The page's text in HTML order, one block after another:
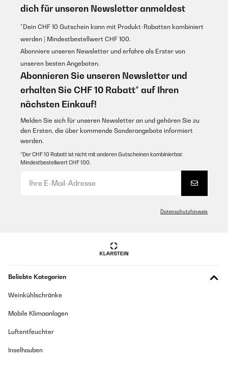
Tibor
GEPRÜFTE BEWERTUNG
mUY BUEN APARATO, SILENCIOSO Y EFECTIVO SACANDO
HUMEDAD
Usuario/a de amazon
Übersetzen
Ce déshumidificateur est efficace, on peut régler le taux
d’humidité qu’on veut atteindre, et on l’obtient.Mais il y a deux
mais, déjà, il est tout de même relativement bruyant et surtout, il
génère des vibrations quand il fonctionne à plein régime.
I get it because of repeated rain and all humidity in the air, it’s
handle is easy to move it from room to room. Works well and it’s
dich für unseren Newsletter anmeldest
*Dein CHF 10 Gutschein kann mit Produkt-Rabatten kombiniert
werden | Mindestbestellwert CHF 100.
Abonniere unseren Newsletter und erfahre als Erster von
unseren besten Angeboten.
Abonnieren Sie unseren Newsletter und
erhalten Sie CHF 10 Rabatt* auf Ihren
nächsten Einkauf!
Melden Sie sich für unseren Newsletter an und gehören Sie zu
den Ersten, die über kommende Sonderangebote informiert
werden.
*Der CHF 10 Rabatt ist nicht mit anderen Gutscheinen kombinierbar.
Mindestbestellwert CHF 100.
Datenschutzhinweis
Beliebte Kategorien
Weinkühlschränke
Mobile Klimaanlagen
Luftentfeuchter
Inselhauben